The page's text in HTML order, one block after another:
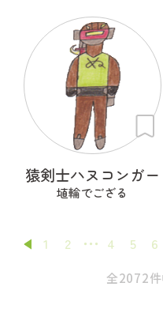
猿剣士ハヌコンガー
埴輪でござる
1 2 4 5 6
全2072